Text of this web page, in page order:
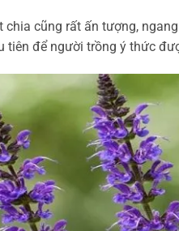
chia cũng rất ấn tượng,
tiên để người trồng ý thức